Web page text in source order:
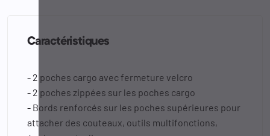
Caractéristiques
- 2 poches cargo avec fermeture velcro
- 2 poches zippées sur les poches cargo
- Bords renforcés sur les poches supérieures pour
attacher des couteaux, outils multifonctions,